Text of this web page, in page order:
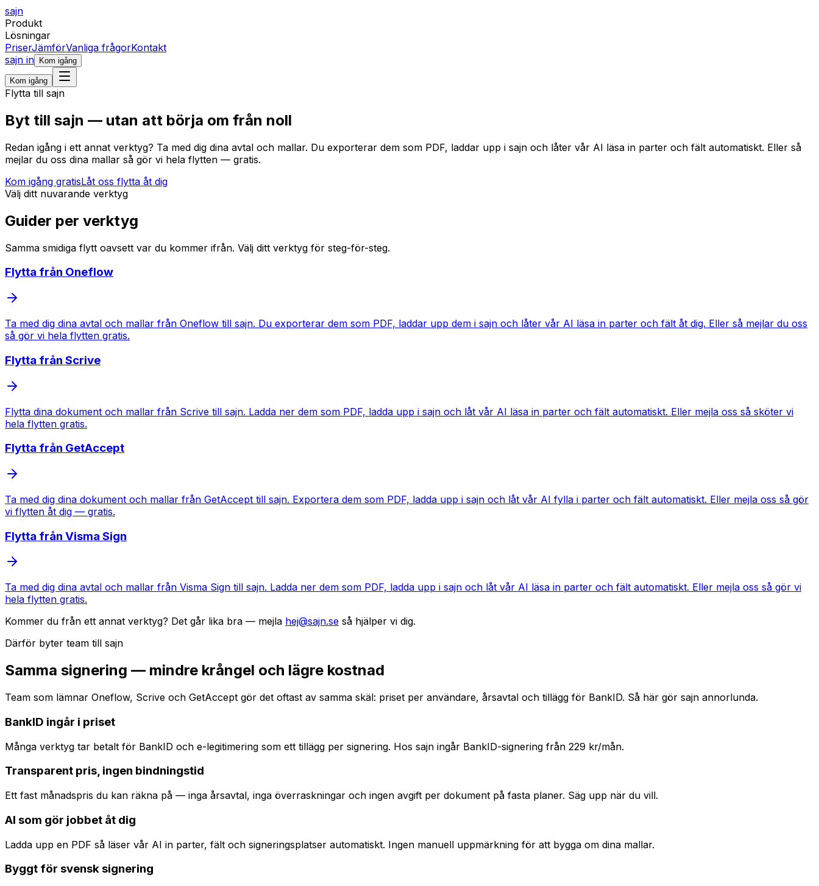
sajn
Produkt
Lösningar
PriserJämförVanliga frågorKontakt
sajn in
Kom igång
Kom igång
Flytta till sajn
Byt till sajn — utan att börja om från noll
Redan igång i ett annat verktyg? Ta med dig dina avtal och mallar. Du exporterar dem som PDF, laddar upp i sajn och låter vår AI läsa in parter och fält automatiskt. Eller så
mejlar du oss dina mallar så gör vi hela flytten — gratis.
Kom igång gratisLåt oss flytta åt dig
Välj ditt nuvarande verktyg
Guider per verktyg
Samma smidiga flytt oavsett var du kommer ifrån. Välj ditt verktyg för steg-för-steg.
Flytta från Oneflow
Ta med dig dina avtal och mallar från Oneflow till sajn. Du exporterar dem som PDF, laddar upp dem i sajn och låter vår AI läsa in parter och fält åt dig. Eller så mejlar du oss
så gör vi hela flytten gratis.
Flytta från Scrive
Flytta dina dokument och mallar från Scrive till sajn. Ladda ner dem som PDF, ladda upp i sajn och låt vår AI läsa in parter och fält automatiskt. Eller mejla oss så sköter vi
hela flytten gratis.
Flytta från GetAccept
Ta med dig dina dokument och mallar från GetAccept till sajn. Exportera dem som PDF, ladda upp i sajn och låt vår AI fylla i parter och fält automatiskt. Eller mejla oss så gör
vi flytten åt dig — gratis.
Flytta från Visma Sign
Ta med dig dina avtal och mallar från Visma Sign till sajn. Ladda ner dem som PDF, ladda upp i sajn och låt vår AI läsa in parter och fält automatiskt. Eller mejla oss så gör vi
hela flytten gratis.
Kommer du från ett annat verktyg? Det går lika bra — mejla hej@sajn.se så hjälper vi dig.
Därför byter team till sajn
Samma signering — mindre krångel och lägre kostnad
Team som lämnar Oneflow, Scrive och GetAccept gör det oftast av samma skäl: priset per användare, årsavtal och tillägg för BankID. Så här gör sajn annorlunda.
BankID ingår i priset
Många verktyg tar betalt för BankID och e-legitimering som ett tillägg per signering. Hos sajn ingår BankID-signering från 229 kr/mån.
Transparent pris, ingen bindningstid
Ett fast månadspris du kan räkna på — inga årsavtal, inga överraskningar och ingen avgift per dokument på fasta planer. Säg upp när du vill.
AI som gör jobbet åt dig
Ladda upp en PDF så läser vår AI in parter, fält och signeringsplatser automatiskt. Ingen manuell uppmärkning för att bygga om dina mallar.
Byggt för svensk signering